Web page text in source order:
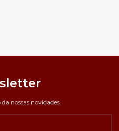
nossas novidades